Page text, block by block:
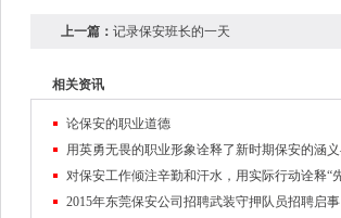
上一篇： 记录保安班长的一天
相关资讯
论保安的职业道德
2015年东莞保安公司招聘武装守押队员招聘启事